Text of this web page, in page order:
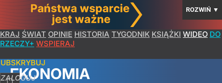
ROZWIŃ ▼
KRAJ ŚWIAT OPINIE HISTORIA TYGODNIK KSIĄŻKI WIDEO DO
RZECZY+ WSPIERAJ
ZALOGUJ
EKONOMIA